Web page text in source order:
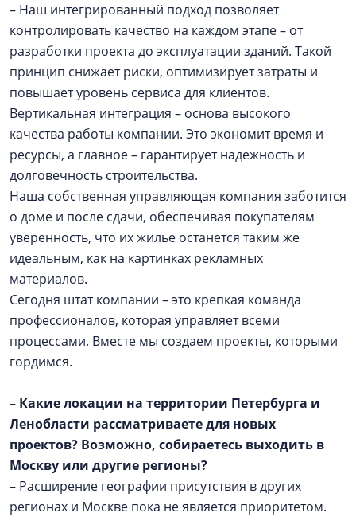
– Наш интегрированный подход позволяет
контролировать качество на каждом этапе – от
разработки проекта до эксплуатации зданий. Такой
принцип снижает риски, оптимизирует затраты и
повышает уровень сервиса для клиентов.
Вертикальная интеграция – основа высокого
качества работы компании. Это экономит время и
ресурсы, а главное – гарантирует надежность и
долговечность строительства.
Наша собственная управляющая компания заботится
о доме и после сдачи, обеспечивая покупателям
уверенность, что их жилье останется таким же
идеальным, как на картинках рекламных
материалов.
Сегодня штат компании – это крепкая команда
профессионалов, которая управляет всеми
процессами. Вместе мы создаем проекты, которыми
гордимся.
– Какие локации на территории Петербурга и
Ленобласти рассматриваете для новых
проектов? Возможно, собираетесь выходить в
Москву или другие регионы?
– Расширение географии присутствия в других
регионах и Москве пока не является приоритетом.